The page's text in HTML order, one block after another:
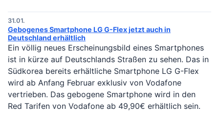
31.01.
Gebogenes Smartphone LG G-Flex jetzt auch in
Deutschland erhältlich
Ein völlig neues Erscheinungsbild eines Smartphones
ist in kürze auf Deutschlands Straßen zu sehen. Das in
Südkorea bereits erhältliche Smartphone LG G-Flex
wird ab Anfang Februar exklusiv von Vodafone
vertrieben. Das gebogene Smartphone wird in den
Red Tarifen von Vodafone ab 49,90€ erhältlich sein.